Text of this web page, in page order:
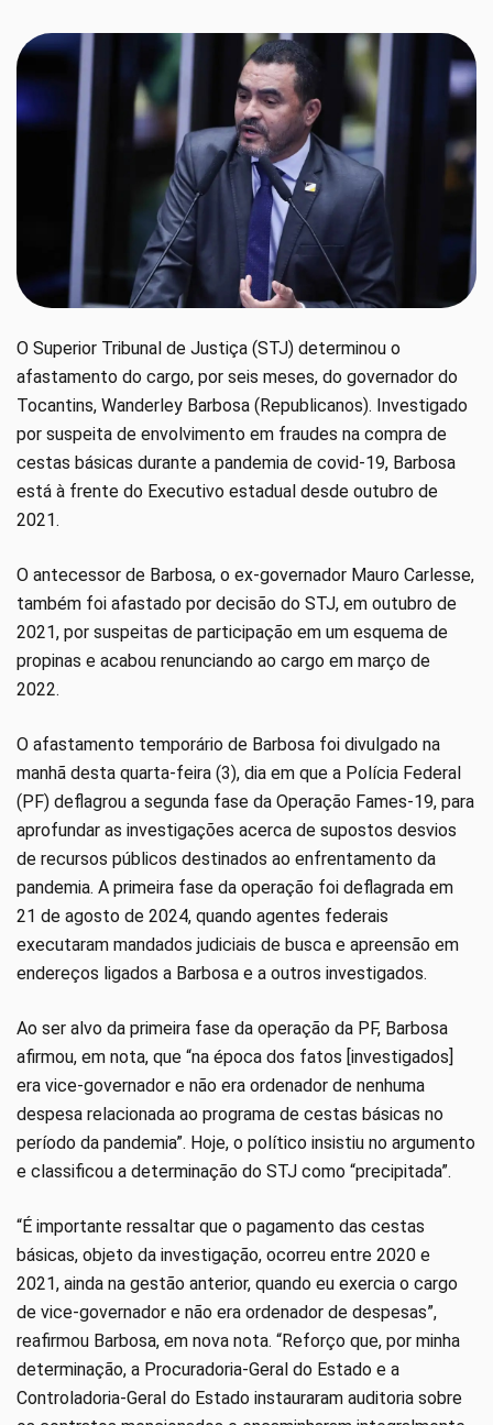
O Superior Tribunal de Justiça (STJ) determinou o
afastamento do cargo, por seis meses, do governador do
Tocantins, Wanderley Barbosa (Republicanos). Investigado
por suspeita de envolvimento em fraudes na compra de
cestas básicas durante a pandemia de covid-19, Barbosa
está à frente do Executivo estadual desde outubro de
2021.
O antecessor de Barbosa, o ex-governador Mauro Carlesse,
também foi afastado por decisão do STJ, em outubro de
2021, por suspeitas de participação em um esquema de
propinas e acabou renunciando ao cargo em março de
2022.
O afastamento temporário de Barbosa foi divulgado na
manhã desta quarta-feira (3), dia em que a Polícia Federal
(PF) deflagrou a segunda fase da Operação Fames-19, para
aprofundar as investigações acerca de supostos desvios
de recursos públicos destinados ao enfrentamento da
pandemia. A primeira fase da operação foi deflagrada em
21 de agosto de 2024, quando agentes federais
executaram mandados judiciais de busca e apreensão em
endereços ligados a Barbosa e a outros investigados.
Ao ser alvo da primeira fase da operação da PF, Barbosa
afirmou, em nota, que “na época dos fatos [investigados]
era vice-governador e não era ordenador de nenhuma
despesa relacionada ao programa de cestas básicas no
período da pandemia”. Hoje, o político insistiu no argumento
e classificou a determinação do STJ como “precipitada”.
“É importante ressaltar que o pagamento das cestas
básicas, objeto da investigação, ocorreu entre 2020 e
2021, ainda na gestão anterior, quando eu exercia o cargo
de vice-governador e não era ordenador de despesas”,
reafirmou Barbosa, em nova nota. “Reforço que, por minha
determinação, a Procuradoria-Geral do Estado e a
Controladoria-Geral do Estado instauraram auditoria sobre